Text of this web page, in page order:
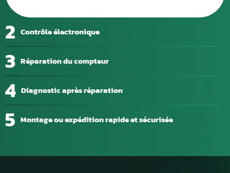
2 Contrôle électronique
3 Réparation du compteur
4 Diagnostic après réparation
5 Montage ou expédition rapide et sécurisée